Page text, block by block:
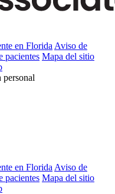
en Florida Aviso de
pacientes Mapa del sitio
en Florida Aviso de
pacientes Mapa del sitio